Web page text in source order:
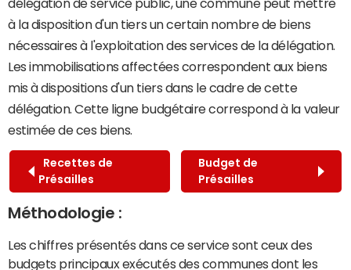
délégation de service public, une commune peut mettre
à la disposition d'un tiers un certain nombre de biens
nécessaires à l'exploitation des services de la délégation.
Les immobilisations affectées correspondent aux biens
mis à dispositions d'un tiers dans le cadre de cette
délégation. Cette ligne budgétaire correspond à la valeur
estimée de ces biens.
Recettes de
Présailles
Budget de
Présailles
Méthodologie :
Les chiffres présentés dans ce service sont ceux des
budgets principaux exécutés des communes dont les